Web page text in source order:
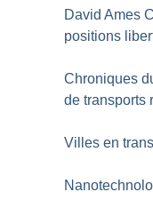
David Ames
positions
Chroniques
de transports
Villes en